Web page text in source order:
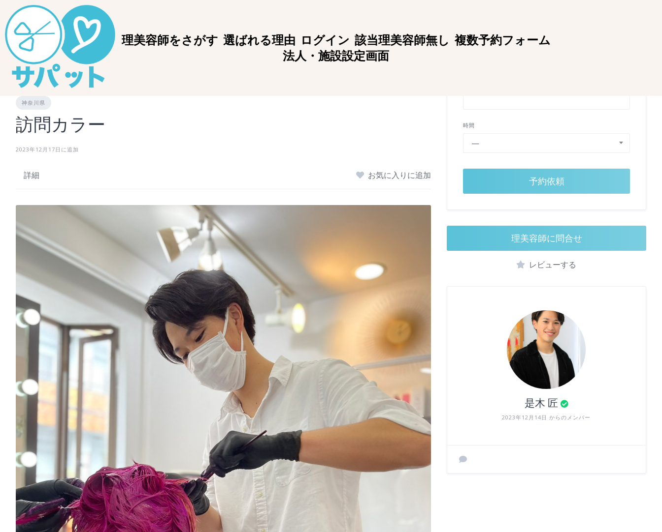
理美容師をさがす 選ばれる理由 ログイン 該当理美容師無し 複数予約フォーム
法人・施設設定画面
神奈川県
訪問カラー
2023年12月17日に追加
詳細 お気に入りに追加
時間
—
予約依頼
理美容師に問合せ
レビューする
是木 匠
2023年12月14日 からのメンバー